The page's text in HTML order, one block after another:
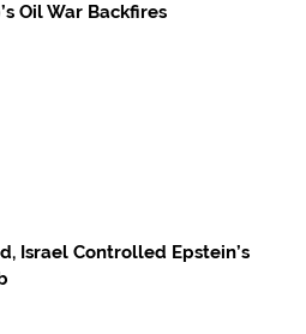
Oil War Backfires
Israel Controlled Epstein’s